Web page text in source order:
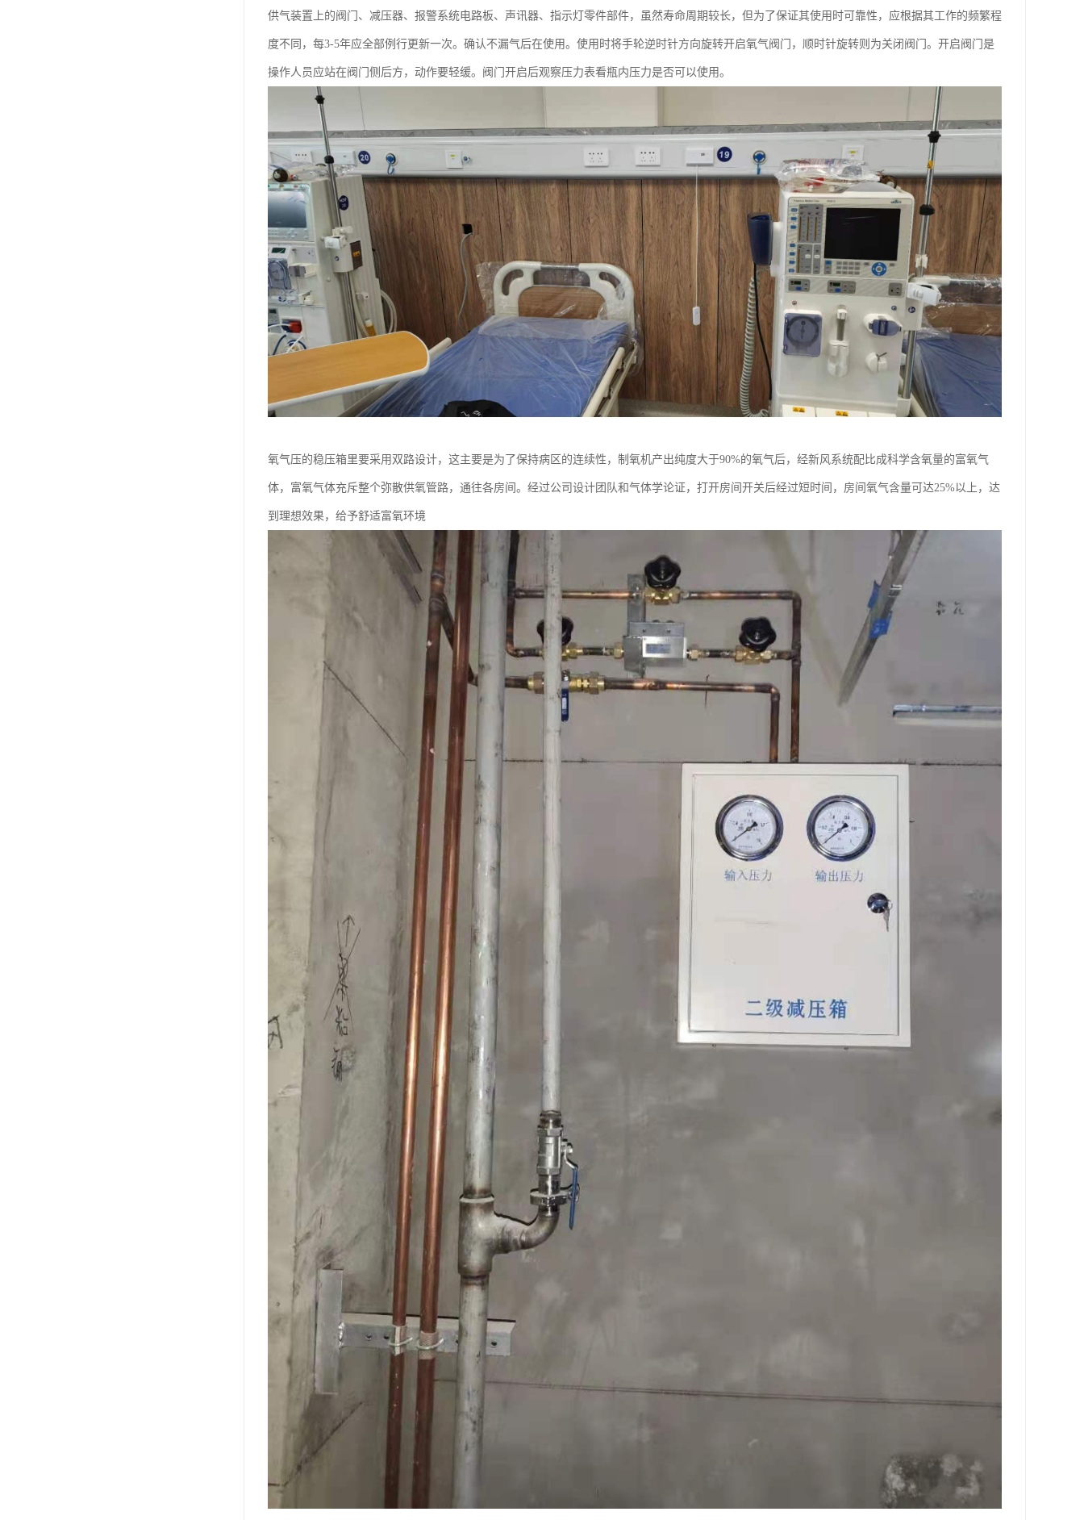
供气装置上的阀门、减压器、报警系统电路板、声讯器、指示灯零件部件，虽然寿命周期较长，但为了保证其使用时可靠性，应根据其工作的频繁程
度不同，每3-5年应全部例行更新一次。确认不漏气后在使用。使用时将手轮逆时针方向旋转开启氧气阀门，顺时针旋转则为关闭阀门。开启阀门是
操作人员应站在阀门侧后方，动作要轻缓。阀门开启后观察压力表看瓶内压力是否可以使用。
氧气压的稳压箱里要采用双路设计，这主要是为了保持病区的连续性，制氧机产出纯度大于90%的氧气后，经新风系统配比成科学含氧量的富氧气
体，富氧气体充斥整个弥散供氧管路，通往各房间。经过公司设计团队和气体学论证，打开房间开关后经过短时间，房间氧气含量可达25%以上，达
到理想效果，给予舒适富氧环境